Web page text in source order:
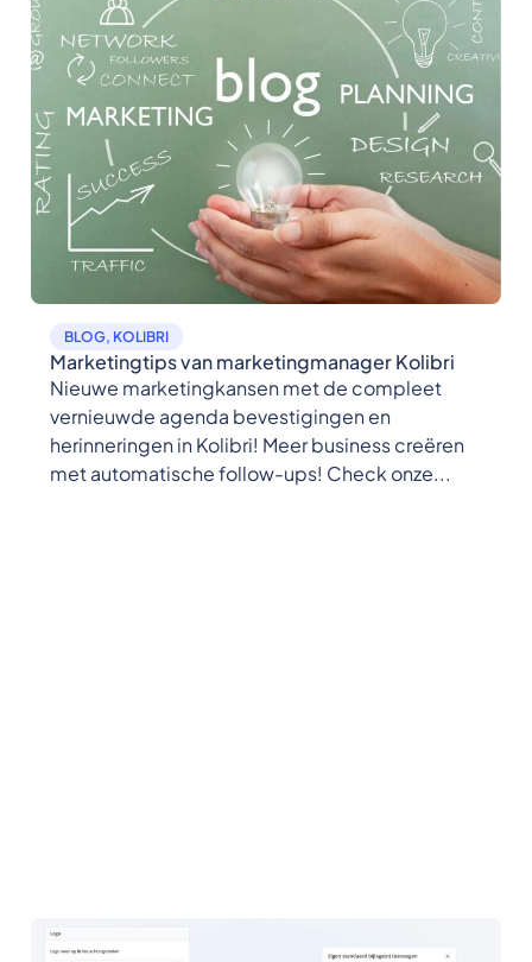
BLOG, KOLIBRI
Marketingtips van marketingmanager Kolibri
Nieuwe marketingkansen met de compleet
vernieuwde agenda bevestigingen en
herinneringen in Kolibri! Meer business creëren
met automatische follow-ups! Check onze...